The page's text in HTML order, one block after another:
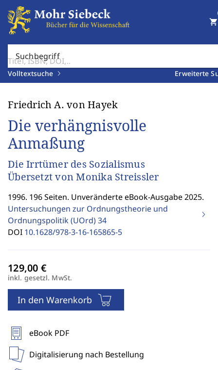
Suchbegriff
Volltextsuche Erweiterte
shopping_cart
Friedrich A. von Hayek
Die verhängnisvolle
Anmaßung
Die Irrtümer des Sozialismus
Übersetzt von Monika Streissler
1996. 196 Seiten. Unveränderte eBook-Ausgabe 2025.
Untersuchungen zur Ordnungstheorie und
Ordnungspolitik (UOrd)34
DOI 10.1628/978-3-16-165865-5
inkl. gesetzl. MwSt.
In den Warenkorb
eBook PDF
Digitalisierung nach Bestellung